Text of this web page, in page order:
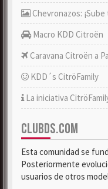
Chevronazos:
Macro KDD Citroën
Caravana Citroën a
KDD´s CitröFamily
La iniciativa
CLUBDS.COM
Esta comunidad se
Posteriormente
usuarios de otros